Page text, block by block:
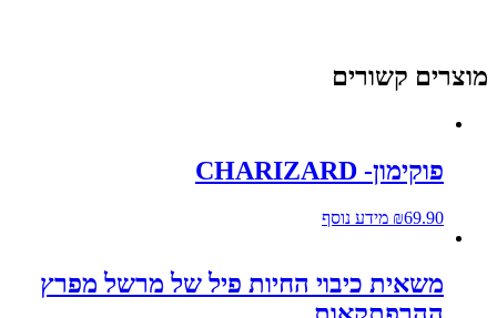
קשורים
פוקימון- CHARIZARD
₪69.90 מידע נוסף
משאית כיבוי החיות פיל של מרשל מפרץ